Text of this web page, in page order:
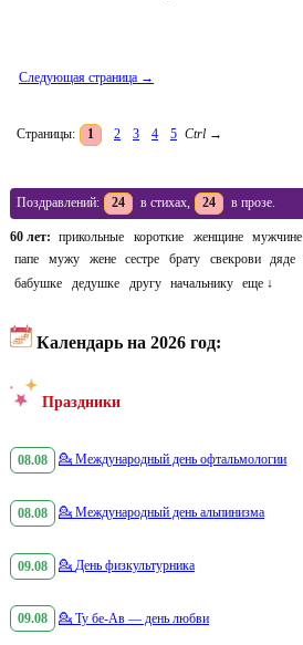
Следующая страница →
Страницы: 1 2 3 4 5 Ctrl →
Поздравлений: 24 в стихах, 24 в прозе.
60 лет: прикольные короткие женщине мужчине
папе
мужу жене сестре брату свекрови дяде
бабушке
дедушке другу начальнику еще ↓
Календарь на 2026 год:
Праздники
08.08 💁 Международный день офтальмологии
08.08 💁 Международный день альпинизма
09.08 💁 День физкультурника
09.08 💁 Ту бе-Ав — день любви